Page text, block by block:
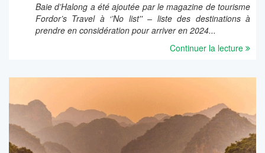
Baie d’Halong a été ajoutée par le magazine de tourisme
Fordor’s Travel à ‘’No list'' – liste des destinations à
prendre en considération pour arriver en 2024...
Continuer la lecture